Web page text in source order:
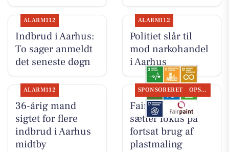
ALARM112
Indbrud i Aarhus:
To sager anmeldt
det seneste døgn
ALARM112
Politiet slår til
mod narkohandel
i Aarhus
ALARM112
36-årig mand
sigtet for flere
indbrud i Aarhus
midtby
SPONSORERET OPSLAGSTAVLEN
Fairpaint ApS
sætter fokus på
fortsat brug af
plastmaling